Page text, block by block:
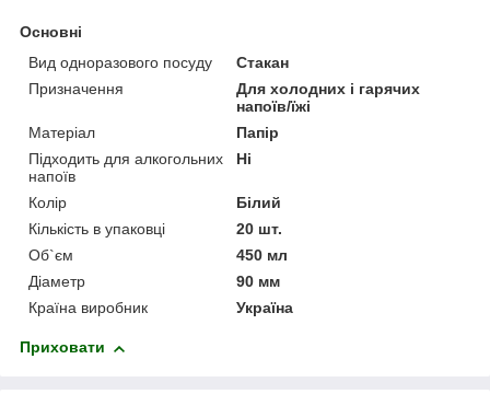
Основні
Вид одноразового посуду
Стакан
Призначення
Для холодних і гарячих
напоїв/їжі
Матеріал
Папір
Підходить для алкогольних
напоїв
Ні
Колір
Білий
Кількість в упаковці
20 шт.
Об`єм
450 мл
Діаметр
90 мм
Країна виробник
Україна
Приховати